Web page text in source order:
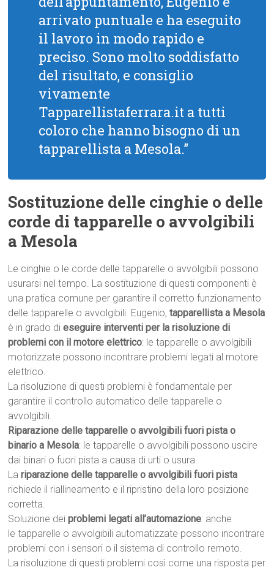
arrivato puntuale e ha eseguito
il lavoro in modo rapido e
preciso. Sono molto soddisfatto
del risultato, e consiglio
vivamente
Tapparellistaferrara.it a tutti
coloro che hanno bisogno di un
tapparellista a Mesola.”
Sostituzione delle cinghie o delle
corde di tapparelle o avvolgibili
a Mesola
Le cinghie o le corde delle tapparelle o avvolgibili possono
usurarsi nel tempo. La sostituzione di questi componenti è
una pratica comune per garantire il corretto funzionamento
delle tapparelle o avvolgibili. Eugenio,tapparellista a Mesola
è in grado dieseguire interventi per la risoluzione di
problemi con il motore elettrico: le tapparelle o avvolgibili
motorizzate possono incontrare problemi legati al motore
elettrico.
La risoluzione di questi problemi è fondamentale per
garantire il controllo automatico delle tapparelle o
avvolgibili.
Riparazione delle tapparelle o avvolgibili fuori pista o
binario a Mesola: le tapparelle o avvolgibili possono uscire
dai binari o fuori pista a causa di urti o usura.
Lariparazione delle tapparelle o avvolgibili fuori pista
richiede il riallineamento e il ripristino della loro posizione
corretta.
Soluzione deiproblemi legati all’automazione: anche
le tapparelle o avvolgibili automatizzate possono incontrare
problemi con i sensori o il sistema di controllo remoto.
La risoluzione di questi problemi così come una risposta per